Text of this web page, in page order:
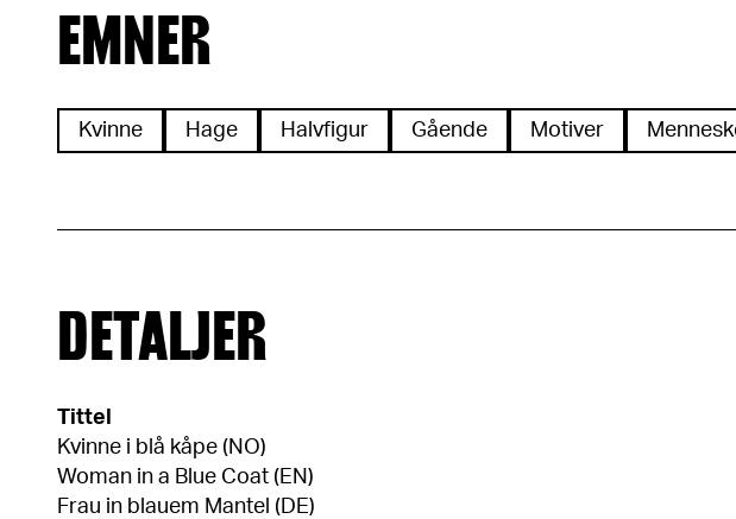
EMNER
Kvinne Hage Halvfigur Gående Motiver
DETALJER
Tittel
Kvinne i blå kåpe (NO)
Woman in a Blue Coat (EN)
Frau in blauem Mantel (DE)